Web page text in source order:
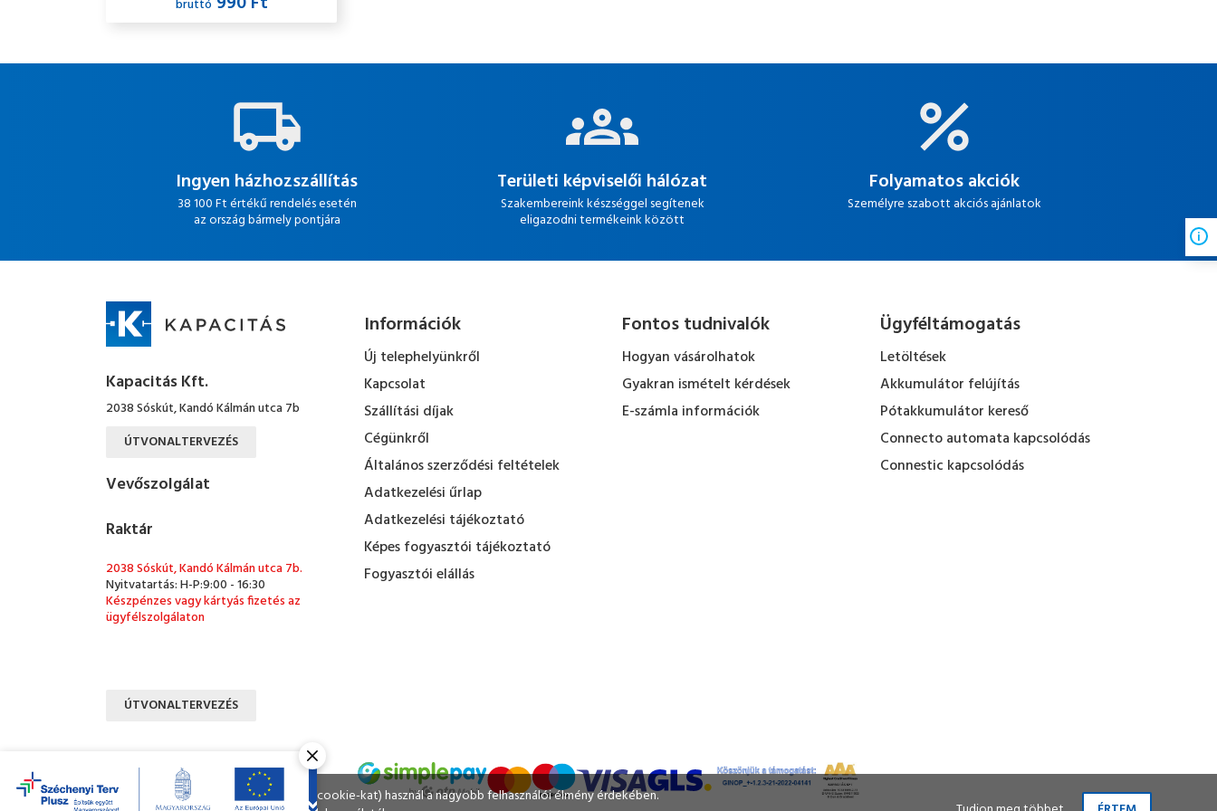
bruttó
Ingyen házhozszállítás
38 100 Ft értékű rendelés esetén
az ország bármely pontjára
Területi képviselői hálózat
Szakembereink készséggel segítenek
eligazodni termékeink között
Folyamatos akciók
Személyre szabott akciós ajánlatok
Kapacitás Kft.
2038 Sóskút, Kandó Kálmán utca 7b
ÚTVONALTERVEZÉS
Vevőszolgálat
Raktár
2038 Sóskút, Kandó Kálmán utca 7b.
Nyitvatartás: H-P:9:00 - 16:30
Készpénzes vagy kártyás fizetés az
ügyfélszolgálaton
ÚTVONALTERVEZÉS
Információk
Új telephelyünkről
Kapcsolat
Szállítási díjak
Cégünkről
Általános szerződési feltételek
Adatkezelési űrlap
Adatkezelési tájékoztató
Képes fogyasztói tájékoztató
Fogyasztói elállás
Fontos tudnivalók
Hogyan vásárolhatok
Gyakran ismételt kérdések
E-számla információk
Ügyféltámogatás
Letöltések
Akkumulátor felújítás
Pótakkumulátor kereső
Connecto automata kapcsolódás
Connestic kapcsolódás
Ahogy a legtöbb weboldal, a miénk is sütiket (cookie-kat) használ a nagyobb felhasználói élmény érdekében.